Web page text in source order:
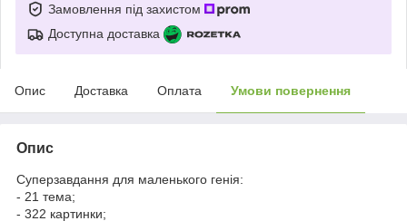
Замовлення під захистом
Доступна доставка
Опис Доставка Оплата Умови повернення
Опис
Суперзавдання для маленького генія:
- 21 тема;
- 322 картинки;